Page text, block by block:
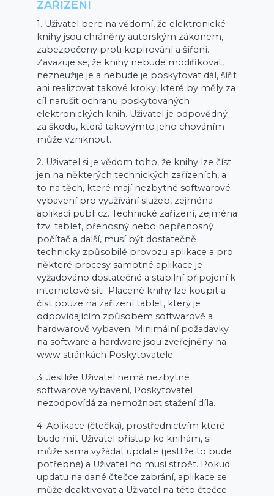
ZAŘÍZENÍ
1. Uživatel bere na vědomí, že elektronické
knihy jsou chráněny autorským zákonem,
zabezpečeny proti kopírování a šíření.
Zavazuje se, že knihy nebude modifikovat,
nezneužije je a nebude je poskytovat dál, šířit
ani realizovat takové kroky, které by měly za
cíl narušit ochranu poskytovaných
elektronických knih. Uživatel je odpovědný
za škodu, která takovýmto jeho chováním
může vzniknout.
2. Uživatel si je vědom toho, že knihy lze číst
jen na některých technických zařízeních, a
to na těch, které mají nezbytné softwarové
vybavení pro využívání služeb, zejména
aplikací publi.cz. Technické zařízení, zejména
tzv. tablet, přenosný nebo nepřenosný
počítač a další, musí být dostatečně
technicky způsobilé provozu aplikace a pro
některé procesy samotné aplikace je
vyžadováno dostatečné a stabilní připojení k
internetové síti. Placené knihy lze koupit a
číst pouze na zařízení tablet, který je
odpovídajícím způsobem softwarově a
hardwarově vybaven. Minimální požadavky
na software a hardware jsou zveřejněny na
www stránkách Poskytovatele.
3. Jestliže Uživatel nemá nezbytné
softwarové vybavení, Poskytovatel
nezodpovídá za nemožnost stažení díla.
4. Aplikace (čtečka), prostřednictvím které
bude mít Uživatel přístup ke knihám, si
může sama vyžádat update (jestliže to bude
potřebné) a Uživatel ho musí strpět. Pokud
updatu na dané čtečce zabrání, aplikace se
může deaktivovat a Uživatel na této čtečce